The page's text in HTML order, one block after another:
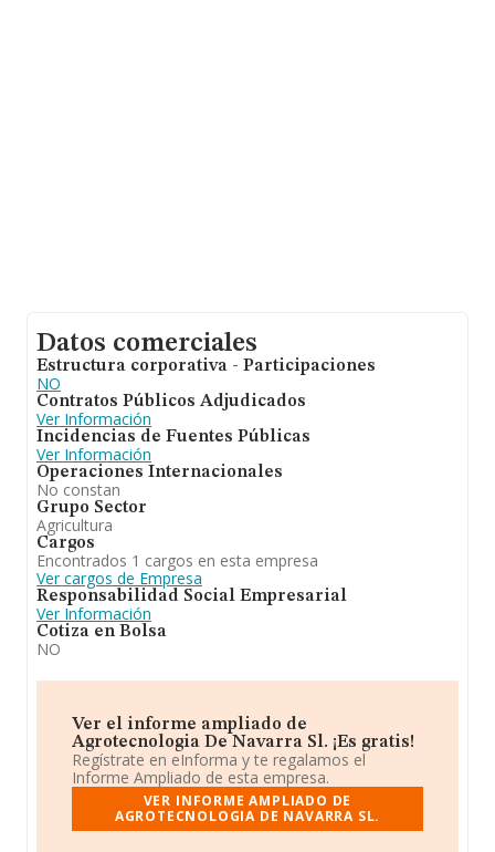
Datos comerciales
Estructura corporativa - Participaciones
NO
Contratos Públicos Adjudicados
Ver Información
Incidencias de Fuentes Públicas
Ver Información
Operaciones Internacionales
No constan
Grupo Sector
Agricultura
Cargos
Encontrados 1 cargos en esta empresa
Ver cargos de Empresa
Responsabilidad Social Empresarial
Ver Información
Cotiza en Bolsa
NO
Ver el informe ampliado de
Agrotecnologia De Navarra Sl. ¡Es gratis!
Regístrate en eInforma y te regalamos el
Informe Ampliado de esta empresa.
VER INFORME AMPLIADO DE
AGROTECNOLOGIA DE NAVARRA SL.